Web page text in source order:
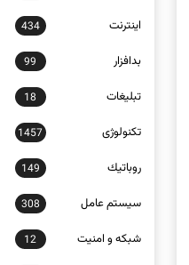
اينترنت 434
بدافزار 99
تبلیغات 18
تکنولوژی 1457
روباتيك 149
سيستم عامل 308
شبكه و امنيت 12